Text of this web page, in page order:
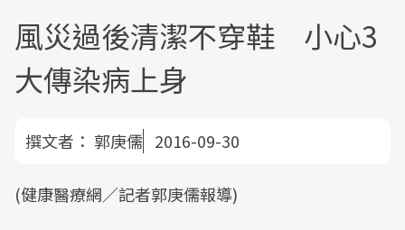
風災過後清潔不穿鞋 小心3
大傳染病上身
撰文者： 郭庚儒 2016-09-30
(健康醫療網／記者郭庚儒報導)